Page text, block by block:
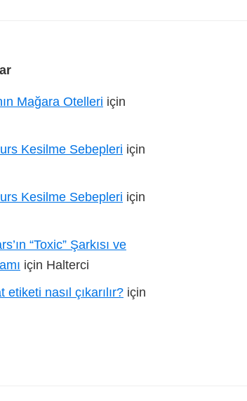
Mağara Otelleri için
Kesilme Sebepleri için
Kesilme Sebepleri için
“Toxic” Şarkısı ve
için Halterci
nasıl çıkarılır? için